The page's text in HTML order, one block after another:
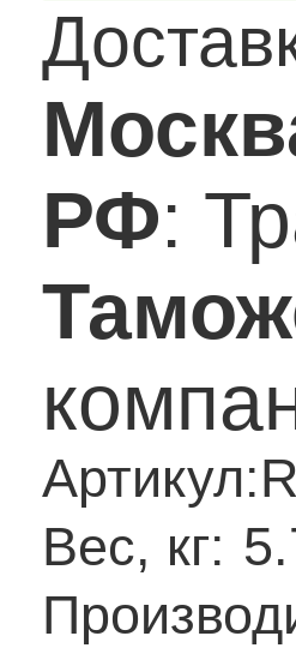
РФ:
Артикул:
Вес, кг: